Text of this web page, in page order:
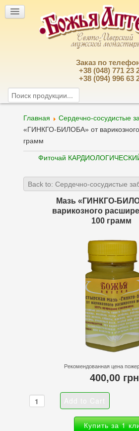
Заказ по
+38 (048) 771 23
+38 (094) 996 63
Главная Сердечно-сосудистые
«ГИНКГО-БИЛОБА» от
грамм
Фиточай
Back to: Сердечно-сосудистые
Мазь «ГИНКГО-
варикозного
100 грамм
Рекомендованная цена
400,00 грн
Купить за 1